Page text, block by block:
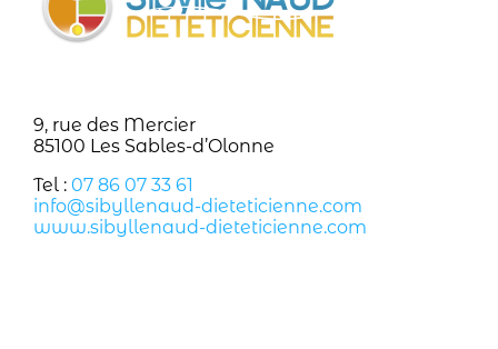
9, rue des Mercier
85100 Les Sables-d’Olonne
Tel : 07 86 07 33 61
info@sibyllenaud-dieteticienne.com
www.sibyllenaud-dieteticienne.com